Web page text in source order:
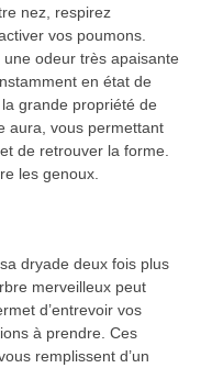
nez, respirez
vos poumons.
une odeur très apaisante
en état de
grande propriété de
aura, vous permettant
de retrouver la forme.
les genoux.
dryade deux fois plus
merveilleux peut
d’entrevoir vos
à prendre. Ces
remplissent d’un